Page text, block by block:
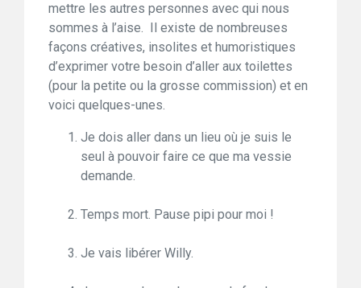
mettre les autres personnes avec qui nous
sommes à l’aise. Il existe de nombreuses
façons créatives, insolites et humoristiques
d’exprimer votre besoin d’aller aux toilettes
(pour la petite ou la grosse commission) et en
voici quelques-unes.
Je dois aller dans un lieu où je suis le
seul à pouvoir faire ce que ma vessie
demande.
Temps mort. Pause pipi pour moi !
Je vais libérer Willy.